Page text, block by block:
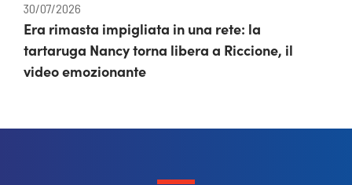
30/07/2026
Era rimasta impigliata in una rete: la
tartaruga Nancy torna libera a Riccione, il
video emozionante